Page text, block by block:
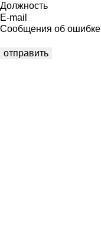
Должность
E-mail
Сообщения об ошибке